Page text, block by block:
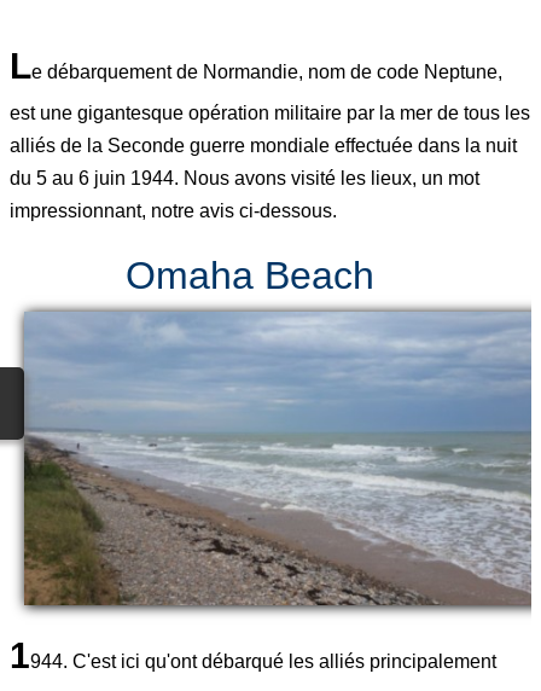
Le débarquement de Normandie, nom de code Neptune,
est une gigantesque opération militaire par la mer de tous les
alliés de la Seconde guerre mondiale effectuée dans la nuit
du 5 au 6 juin 1944. Nous avons visité les lieux, un mot
impressionnant, notre avis ci-dessous.
Omaha Beach
1944. C'est ici qu'ont débarqué les alliés principalement